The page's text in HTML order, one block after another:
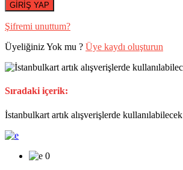
GİRİŞ YAP
Şifremi unuttum?
Üyeliğiniz Yok mu ? Üye kaydı oluşturun
Sıradaki içerik:
İstanbulkart artık alışverişlerde kullanılabilecek
0